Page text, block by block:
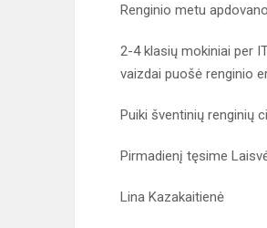
Renginio metu
2-4 klasių mokiniai per
vaizdai puošė renginio
Puiki šventinių renginių
Pirmadienį tęsime
Lina Kazakaitienė